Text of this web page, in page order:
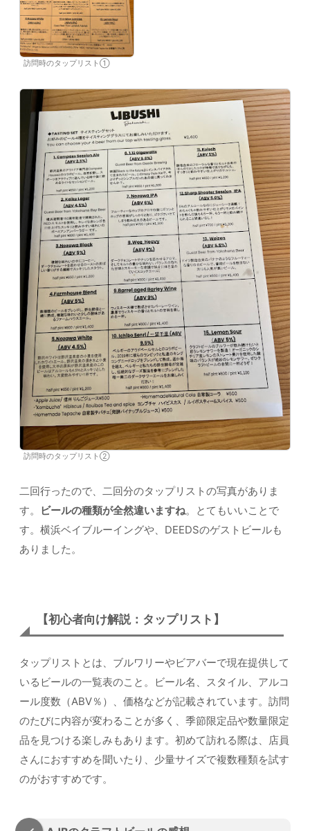
訪問時のタップリスト①
訪問時のタップリスト②
二回行ったので、二回分のタップリストの写真がありま
す。
ビールの種類が全然違いますね。とてもいいことで
す。横浜ベイブルーイングや、DEEDSのゲストビールも
ありました。
【初心者向け解説：タップリスト】
タップリストとは、ブルワリーやビアバーで現在提供して
いるビールの一覧表のこと。ビール名、スタイル、アルコ
ール度数（ABV％）、価格などが記載されています。訪問
のたびに内容が変わることが多く、季節限定品や数量限定
品を見つける楽しみもあります。初めて訪れる際は、店員
さんにおすすめを聞いたり、少量サイズで複数種類を試す
のがおすすめです。